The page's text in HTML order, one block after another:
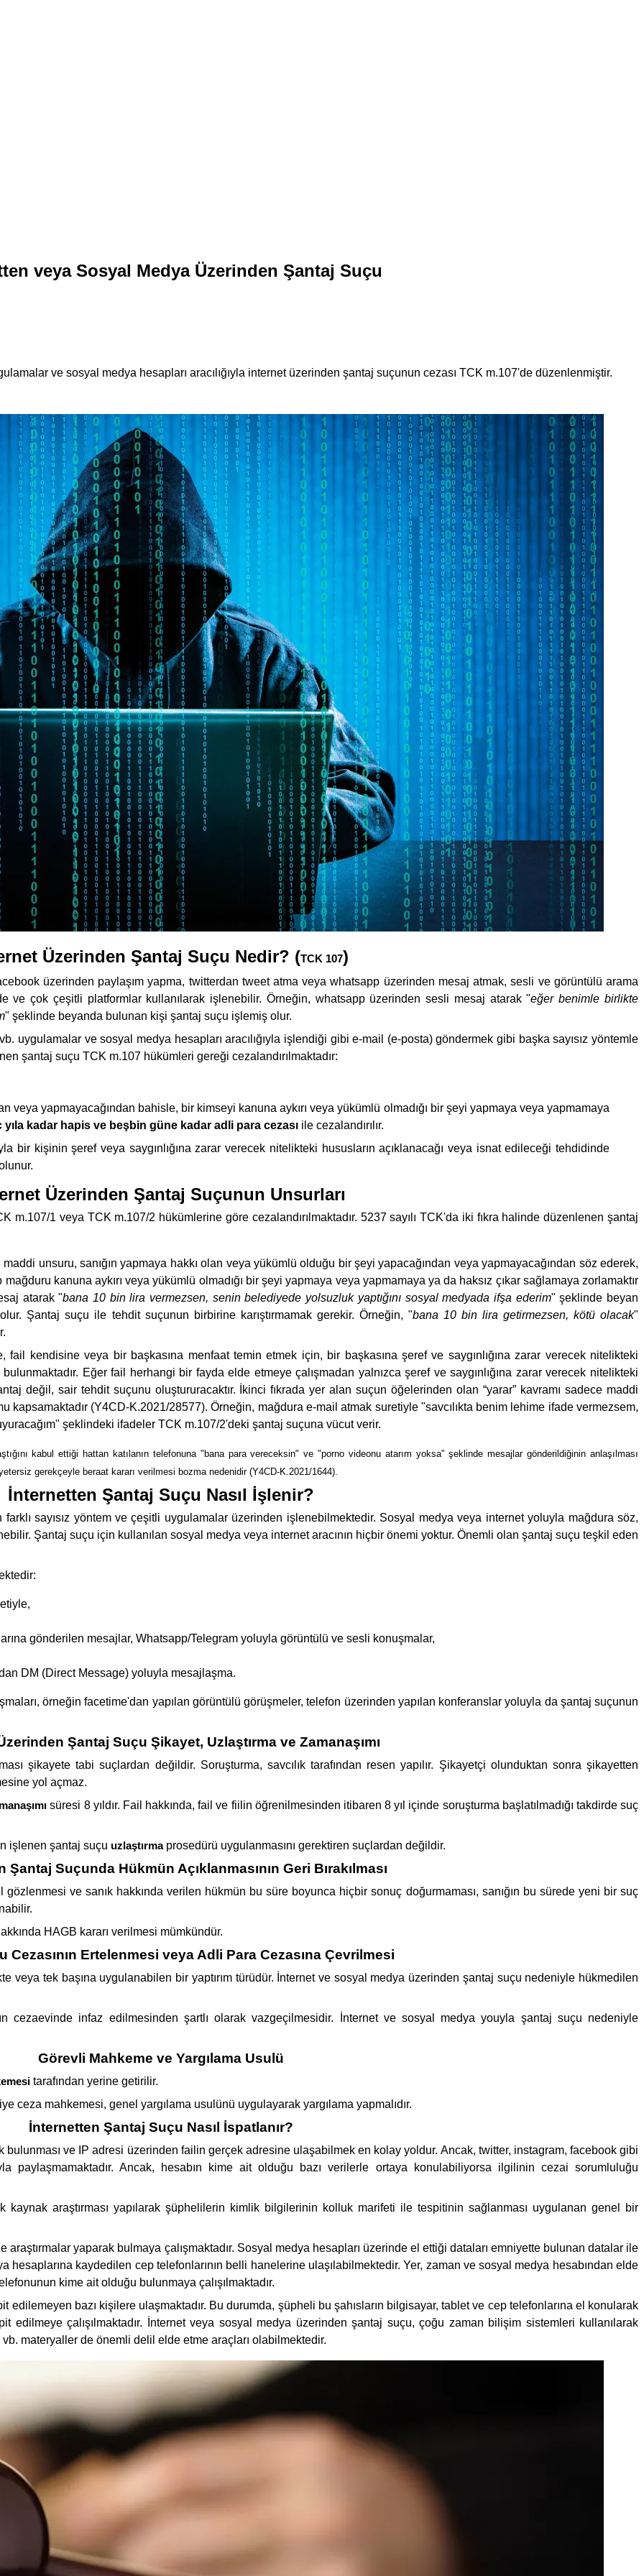
veya Sosyal Medya Üzerinden Şantaj Suçu
ve sosyal medya hesapları aracılığıyla internet üzerinden şantaj suçunun cezası TCK m.107'de düzenlenmiştir.
Üzerinden Şantaj Suçu Nedir? (TCK 107)
üzerinden paylaşım yapma, twitterdan tweet atma veya whatsapp üzerinden mesaj atmak, sesli ve görüntülü arama
ve çok çeşitli platformlar kullanılarak işlenebilir. Örneğin, whatsapp üzerinden sesli mesaj atarak "eğer benimle birlikte
" şeklinde beyanda bulunan kişi şantaj suçu işlemiş olur.
uygulamalar ve sosyal medya hesapları aracılığıyla işlendiği gibi e-mail (e-posta) göndermek gibi başka sayısız yöntemle
şantaj suçu TCK m.107 hükümleri gereği cezalandırılmaktadır:
veya yapmayacağından bahisle, bir kimseyi kanuna aykırı veya yükümlü olmadığı bir şeyi yapmaya veya yapmamaya
yıla kadar hapis ve beşbin güne kadar adli para cezası ile cezalandırılır.
bir kişinin şeref veya saygınlığına zarar verecek nitelikteki hususların açıklanacağı veya isnat edileceği tehdidinde
Üzerinden Şantaj Suçunun Unsurları
1 veya TCK m.107/2 hükümlerine göre cezalandırılmaktadır. 5237 sayılı TCK'da iki fıkra halinde düzenlenen şantaj
unsuru, sanığın yapmaya hakkı olan veya yükümlü olduğu bir şeyi yapacağından veya yapmayacağından söz ederek,
kanuna aykırı veya yükümlü olmadığı bir şeyi yapmaya veya yapmamaya ya da haksız çıkar sağlamaya zorlamaktır
atarak "bana 10 bin lira vermezsen, senin belediyede yolsuzluk yaptığını sosyal medyada ifşa ederim" şeklinde beyan
Şantaj suçu ile tehdit suçunun birbirine karıştırmamak gerekir. Örneğin, "bana 10 bin lira getirmezsen, kötü olacak"
kendisine veya bir başkasına menfaat temin etmek için, bir başkasına şeref ve saygınlığına zarar verecek nitelikteki
Eğer fail herhangi bir fayda elde etmeye çalışmadan yalnızca şeref ve saygınlığına zarar verecek nitelikteki
değil, sair tehdit suçunu oluştururacaktır. İkinci fıkrada yer alan suçun öğelerinden olan “yarar” kavramı sadece maddi
kapsamaktadır (Y4CD-K.2021/28577). Örneğin, mağdura e-mail atmak suretiyle "savcılıkta benim lehime ifade vermezsem,
şeklindeki ifadeler TCK m.107/2'deki şantaj suçuna vücut verir.
kabul ettiği hattan katılanın telefonuna "bana para vereceksin" ve "porno videonu atarım yoksa" şeklinde mesajlar gönderildiğinin anlaşılması
gerekçeyle beraat kararı verilmesi bozma nedenidir (Y4CD-K.2021/1644).
İnternetten Şantaj Suçu Nasıl İşlenir?
sayısız yöntem ve çeşitli uygulamalar üzerinden işlenebilmektedir. Sosyal medya veya internet yoluyla mağdura söz,
Şantaj suçu için kullanılan sosyal medya veya internet aracının hiçbir önemi yoktur. Önemli olan şantaj suçu teşkil eden
gönderilen mesajlar, Whatsapp/Telegram yoluyla görüntülü ve sesli konuşmalar,
DM (Direct Message) yoluyla mesajlaşma.
örneğin facetime'dan yapılan görüntülü görüşmeler, telefon üzerinden yapılan konferanslar yoluyla da şantaj suçunun
Şantaj Suçu Şikayet, Uzlaştırma ve Zamanaşımı
şikayete tabi suçlardan değildir. Soruşturma, savcılık tarafından resen yapılır. Şikayetçi olunduktan sonra şikayetten
yol açmaz.
süresi 8 yıldır. Fail hakkında, fail ve fiilin öğrenilmesinden itibaren 8 yıl içinde soruşturma başlatılmadığı takdirde suç
işlenen şantaj suçu uzlaştırmaprosedürü uygulanmasını gerektiren suçlardan değildir.
Şantaj Suçunda Hükmün Açıklanmasının Geri Bırakılması
gözlenmesi ve sanık hakkında verilen hükmün bu süre boyunca hiçbir sonuç doğurmaması, sanığın bu sürede yeni bir suç
HAGB kararı verilmesi mümkündür.
Cezasının Ertelenmesi veya Adli Para Cezasına Çevrilmesi
veya tek başına uygulanabilen bir yaptırım türüdür. İnternet ve sosyal medya üzerinden şantaj suçu nedeniyle hükmedilen
cezaevinde infaz edilmesinden şartlı olarak vazgeçilmesidir. İnternet ve sosyal medya youyla şantaj suçu nedeniyle
Görevli Mahkeme ve Yargılama Usulü
tarafından yerine getirilir.
ceza mahkemesi, genel yargılama usulünü uygulayarak yargılama yapmalıdır.
İnternetten Şantaj Suçu Nasıl İspatlanır?
bulunması ve IP adresi üzerinden failin gerçek adresine ulaşabilmek en kolay yoldur. Ancak, twitter, instagram, facebook gibi
paylaşmamaktadır. Ancak, hesabın kime ait olduğu bazı verilerle ortaya konulabiliyorsa ilgilinin cezai sorumluluğu
araştırması yapılarak şüphelilerin kimlik bilgilerinin kolluk marifeti ile tespitinin sağlanması uygulanan genel bir
yaparak bulmaya çalışmaktadır. Sosyal medya hesapları üzerinde el ettiği dataları emniyette bulunan datalar ile
hesaplarına kaydedilen cep telefonlarının belli hanelerine ulaşılabilmektedir. Yer, zaman ve sosyal medya hesabından elde
kime ait olduğu bulunmaya çalışılmaktadır.
edilemeyen bazı kişilere ulaşmaktadır. Bu durumda, şüpheli bu şahısların bilgisayar, tablet ve cep telefonlarına el konularak
edilmeye çalışılmaktadır. İnternet veya sosyal medya üzerinden şantaj suçu, çoğu zaman bilişim sistemleri kullanılarak
materyaller de önemli delil elde etme araçları olabilmektedir.